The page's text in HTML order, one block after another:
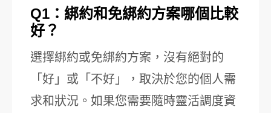
Q1：綁約和免綁約方案哪個比較
好？
選擇綁約或免綁約方案，沒有絕對的
「好」或「不好」，取決於您的個人需
求和狀況。如果您需要隨時靈活調度資